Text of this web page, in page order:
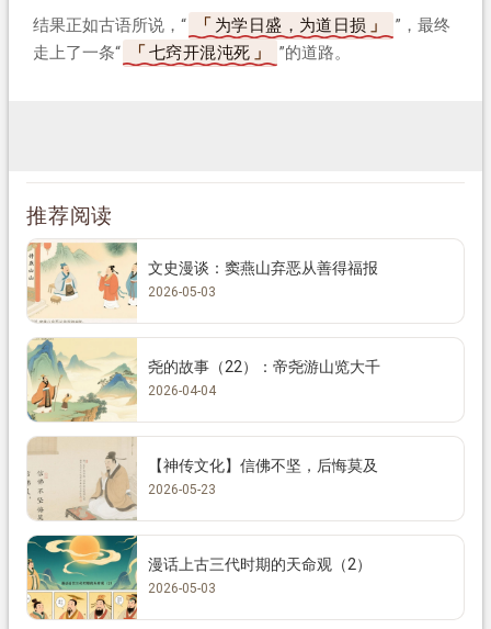
结果正如古语所说，“ 为学日盛，为道日损
”，最终
走上了一条“
七窍开混沌死 ”的道路。
推荐阅读
文史漫谈：窦燕山弃恶从善得福报
2026-05-03
尧的故事（22）：帝尧游山览大千
2026-04-04
【神传文化】信佛不坚，后悔莫及
2026-05-23
漫话上古三代时期的天命观（2）
2026-05-03